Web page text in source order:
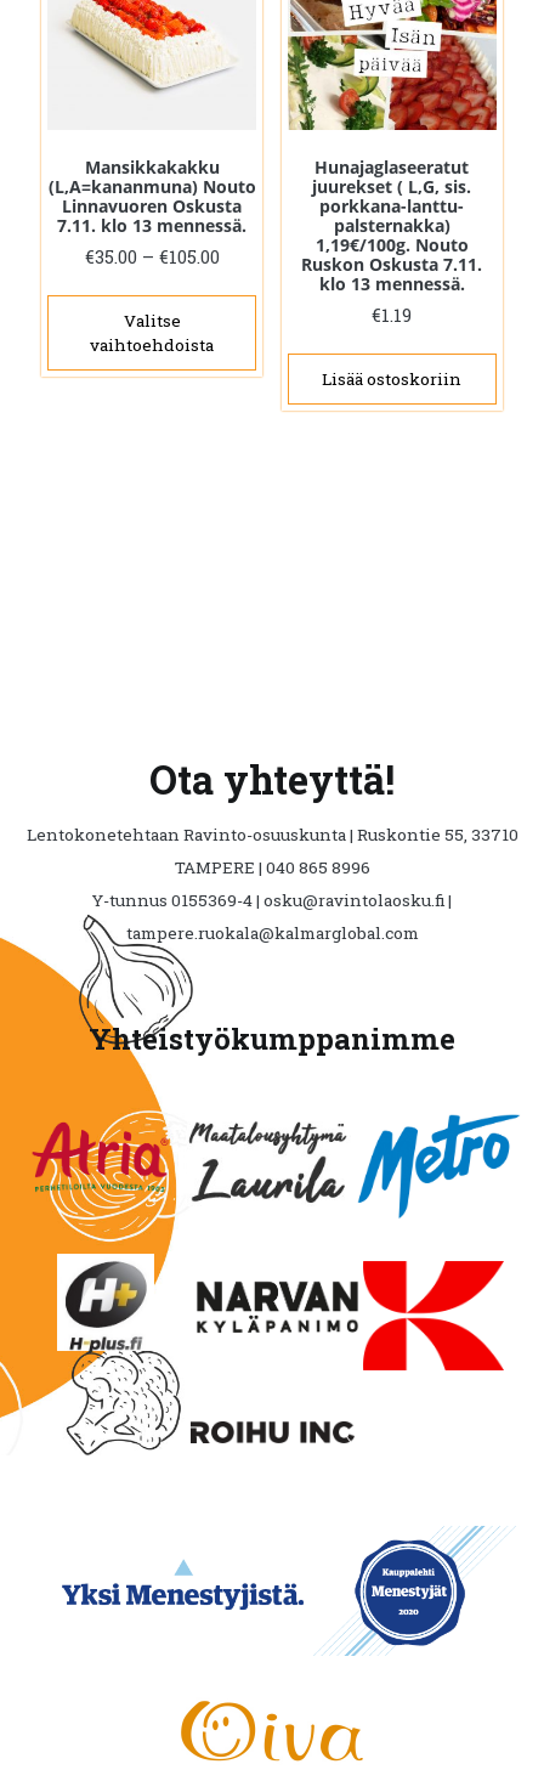
Mansikkakakku
(L,A=kananmuna) Nouto
Linnavuoren Oskusta
7.11. klo 13 mennessä.
€35.00 – €105.00Hintaluokka:
Valitse
vaihtoehdoista
Tällä
useampi
muunnelma.
Hunajaglaseeratut
juurekset ( L,G, sis.
porkkana-lanttu-
palsternakka)
1,19€/100g. Nouto
Ruskon Oskusta 7.11.
klo 13 mennessä.
€1.19
Lisää ostoskoriin
Ota yhteyttä!
Lentokonetehtaan Ravinto-osuuskunta | Ruskontie 55, 33710
TAMPERE | 040 865 8996
Y-tunnus 0155369-4 | osku@ravintolaosku.fi |
tampere.ruokala@kalmarglobal.com
Yhteistyökumppanimme